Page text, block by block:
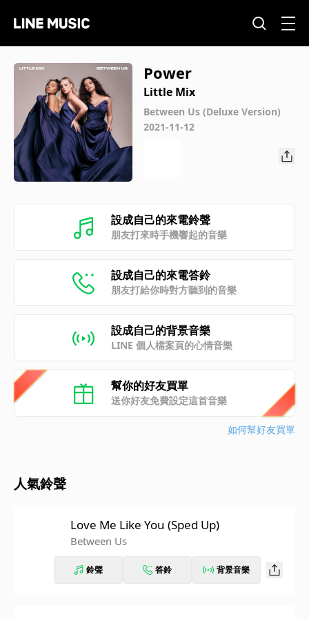
Power
Little Mix
Between Us (Deluxe Version)
2021-11-12
設成自己的來電鈴聲
朋友打來時手機響起的音樂
設成自己的來電答鈴
朋友打給你時對方聽到的音樂
設成自己的背景音樂
LINE 個人檔案頁的心情音樂
幫你的好友買單
送你好友免費設定這首音樂
如何幫好友買單
人氣鈴聲
Love Me Like You (Sped Up)
Between Us
鈴聲 答鈴 背景音樂